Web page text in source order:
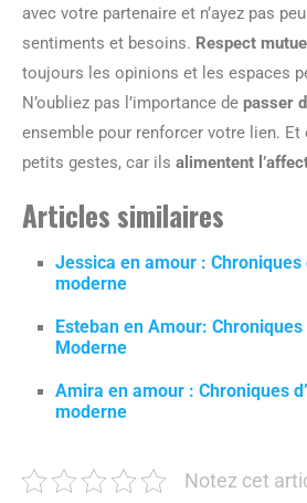
avec votre partenaire et n’ayez pas
sentiments et besoins. Respect mutuel
toujours les opinions et les espaces
N’oubliez pas l’importance de passer
ensemble pour renforcer votre lien. Et
petits gestes, car ils alimentent
Articles similaires
Jessica en amour : Chroniques
moderne
Esteban en Amour: Chroniques
Moderne
Amira en amour : Chroniques
moderne
Notez cet